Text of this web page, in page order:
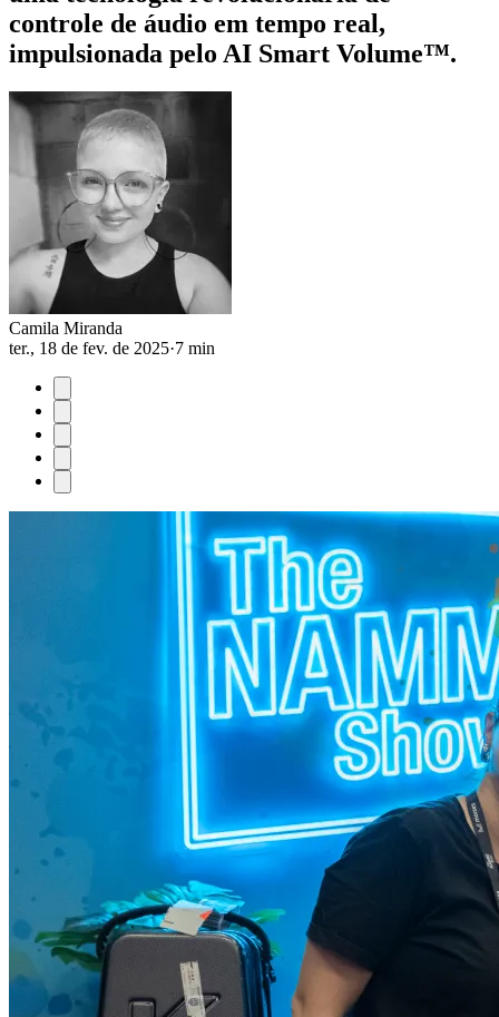
controle de áudio em tempo real,
impulsionada pelo AI Smart Volume™.
Camila Miranda
ter., 18 de fev. de 2025·7 min